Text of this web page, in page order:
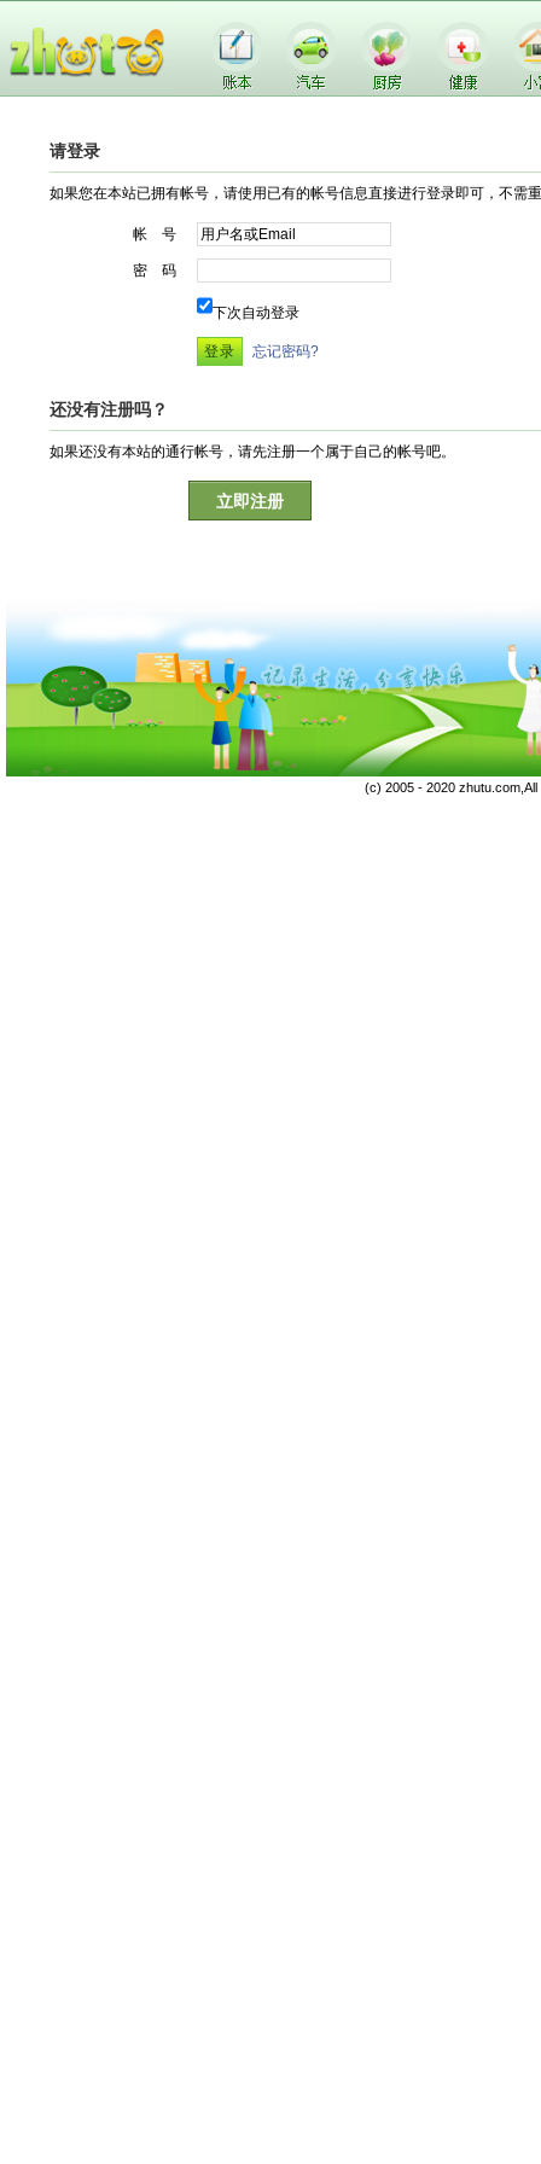
请登录
如果您在本站已拥有帐号，请使用已有的帐号信息直接进行登录即可，不需
帐 号
密 码
下次自动登录
忘记密码?
还没有注册吗？
如果还没有本站的通行帐号，请先注册一个属于自己的帐号吧。
立即注册
(c) 2005 - 2020